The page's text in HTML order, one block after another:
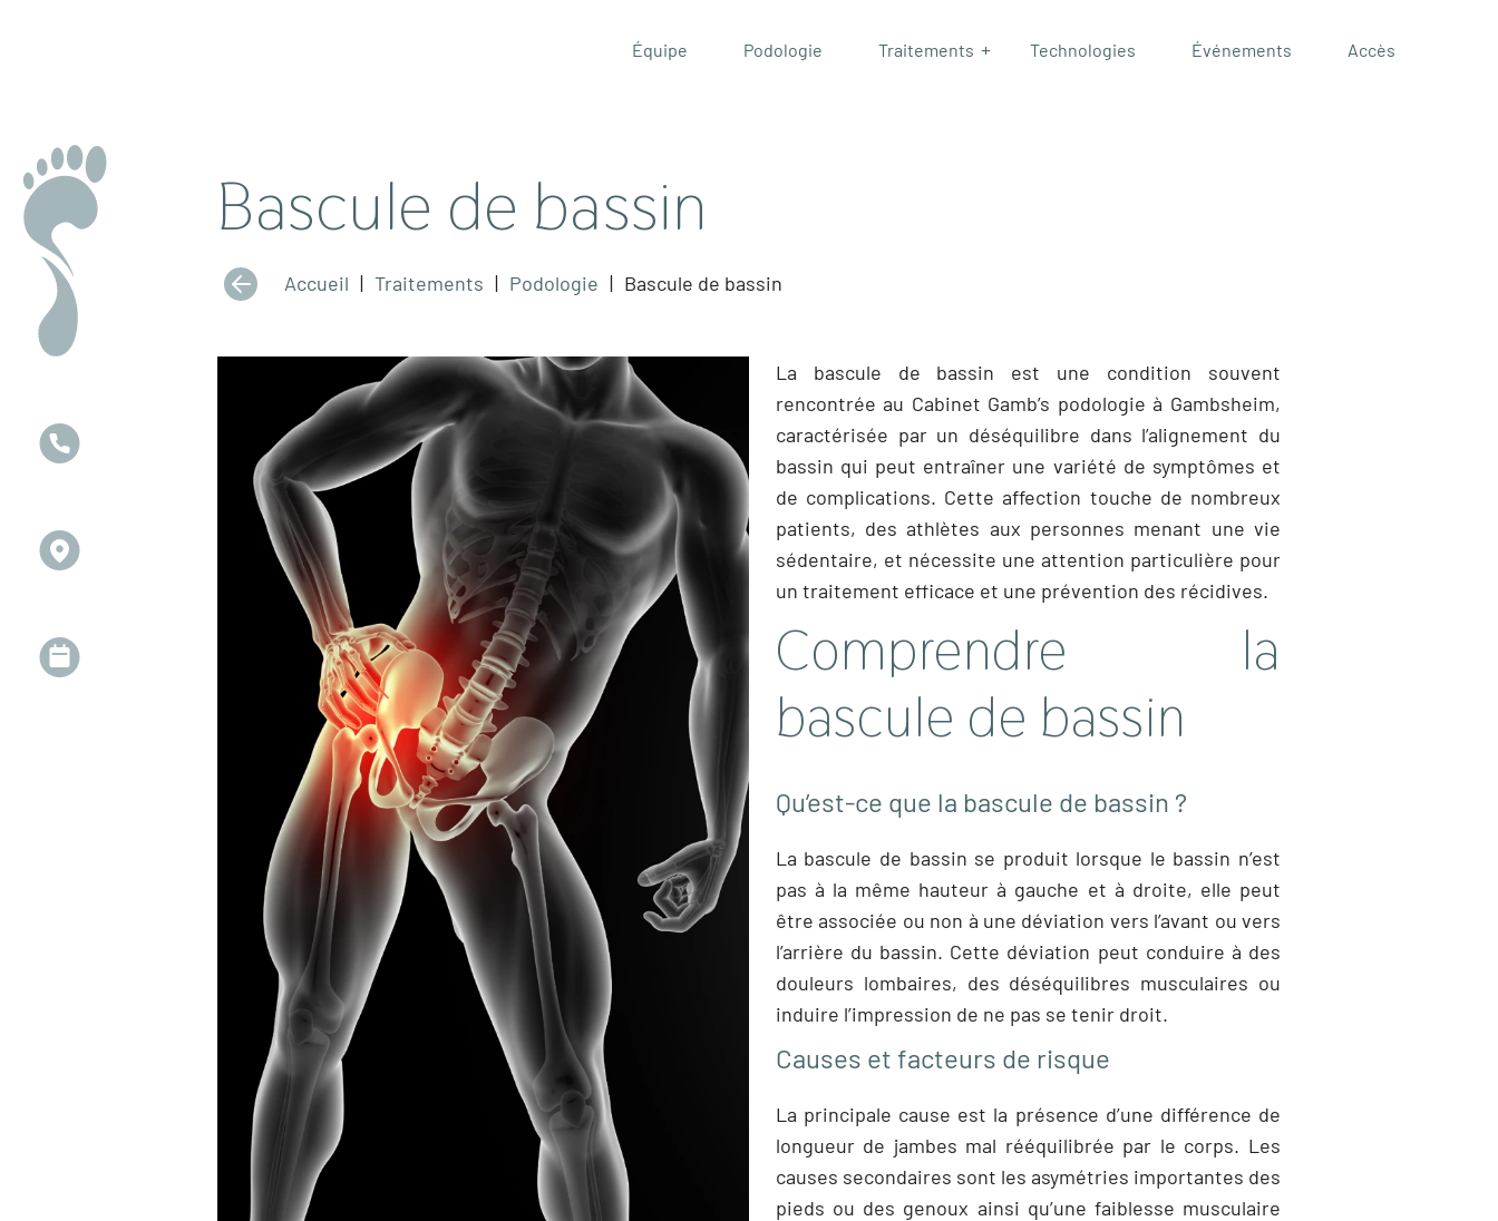
Équipe Podologie Traitements Technologies Événements Accès
Bascule de bassin
Accueil | Traitements | Podologie | Bascule de bassin
La bascule de bassin est une condition souvent
rencontrée au Cabinet Gamb’s podologie à Gambsheim,
caractérisée par un déséquilibre dans l’alignement du
bassin qui peut entraîner une variété de symptômes et
de complications. Cette affection touche de nombreux
patients, des athlètes aux personnes menant une vie
sédentaire, et nécessite une attention particulière pour
un traitement efficace et une prévention des récidives.
Comprendre la
bascule de bassin
Qu’est-ce que la bascule de bassin ?
La bascule de bassin se produit lorsque le bassin n’est
pas à la même hauteur à gauche et à droite, elle peut
être associée ou non à une déviation vers l’avant ou vers
l’arrière du bassin. Cette déviation peut conduire à des
douleurs lombaires, des déséquilibres musculaires ou
induire l’impression de ne pas se tenir droit.
Causes et facteurs de risque
La principale cause est la présence d’une différence de
longueur de jambes mal rééquilibrée par le corps. Les
causes secondaires sont les asymétries importantes des
pieds ou des genoux ainsi qu’une faiblesse musculaire